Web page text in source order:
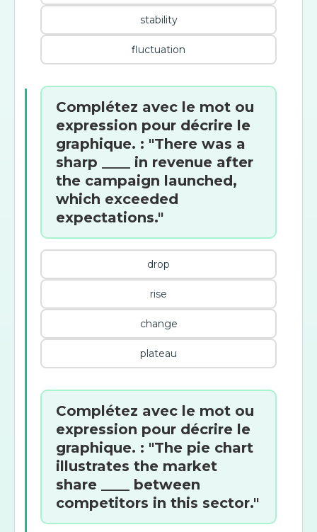
stability
fluctuation
Complétez avec le mot ou
expression pour décrire le
graphique. : "There was a
sharp ____ in revenue after
the campaign launched,
which exceeded
expectations."
drop
rise
change
plateau
Complétez avec le mot ou
expression pour décrire le
graphique. : "The pie chart
illustrates the market
share ____ between
competitors in this sector."